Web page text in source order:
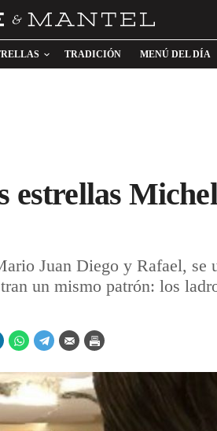
TRADICIÓN MENÚ DEL DÍA
estrellas
Juan Diego y Rafael, se
un mismo patrón: los